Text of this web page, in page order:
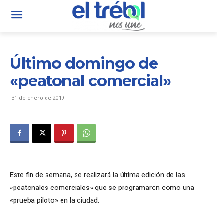
Último domingo de
«peatonal comercial»
31 de enero de 2019
Este fin de semana, se realizará la última edición de las
«peatonales comerciales» que se programaron como una
«prueba piloto» en la ciudad.